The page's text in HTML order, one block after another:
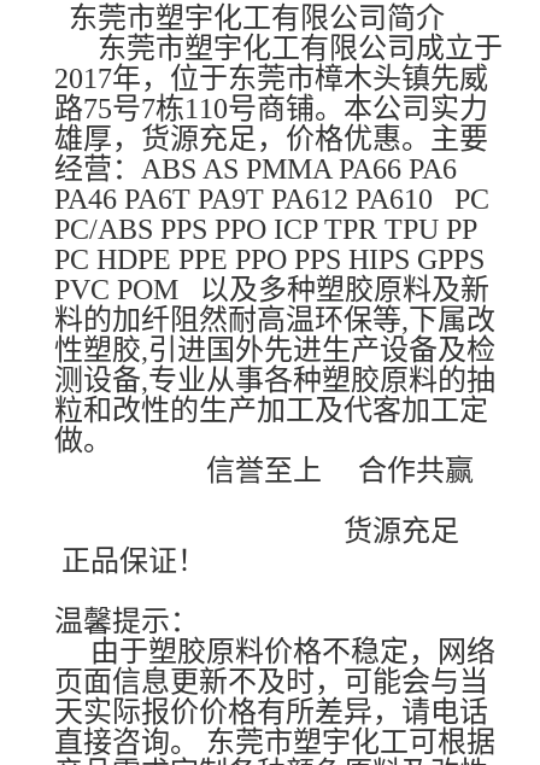
东莞市塑宇化工有限公司简介
东莞市塑宇化工有限公司成立于
2017年，位于东莞市樟木头镇先威
路75号7栋110号商铺。本公司实力
雄厚，货源充足，价格优惠。主要
经营：ABS AS PMMA PA66 PA6
PA46 PA6T PA9T PA612 PA610 PC
PC/ABS PPS PPO ICP TPR TPU PP
PC HDPE PPE PPO PPS HIPS GPPS
PVC POM 以及多种塑胶原料及新
料的加纤阻然耐高温环保等,下属改
性塑胶,引进国外先进生产设备及检
测设备,专业从事各种塑胶原料的抽
粒和改性的生产加工及代客加工定
做。
信誉至上 合作共赢
货源充足
正品保证！
温馨提示：
由于塑胶原料价格不稳定，网络
页面信息更新不及时，可能会与当
天实际报价价格有所差异，请电话
直接咨询。 东莞市塑宇化工可根据